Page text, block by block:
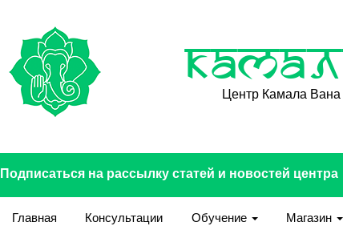
Центр Камала
Подписаться на рассылку статей и новостей
Главная Консультации Обучение Магазин